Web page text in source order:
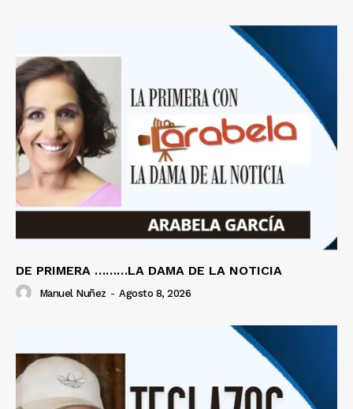
DE PRIMERA ………LA DAMA DE LA NOTICIA
Manuel Nuñez - Agosto 8, 2026